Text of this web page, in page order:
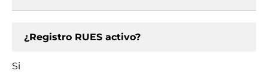
¿Registro RUES activo?
Si